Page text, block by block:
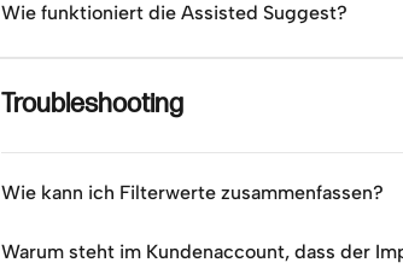
Wie funktioniert die Assisted Suggest?
Troubleshooting
Wie kann ich Filterwerte zusammenfassen?
Warum steht im Kundenaccount, dass der